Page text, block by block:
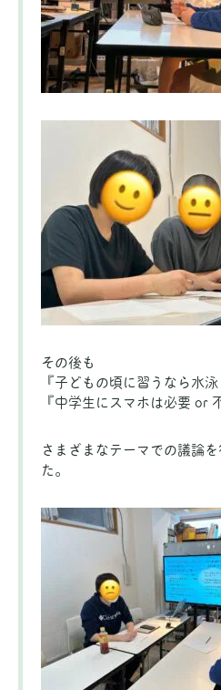
その後も
『子どもの頃に習うなら水
『中学生にスマホは必要 or
さまざまなテーマでの議論
た。